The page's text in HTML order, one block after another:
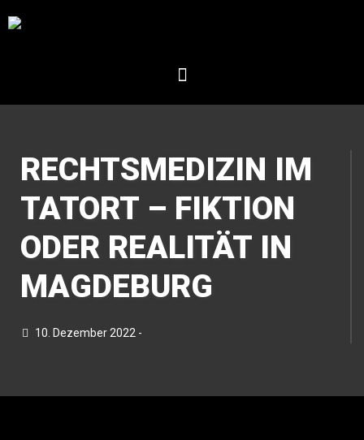
RECHTSMEDIZIN IM
TATORT – FIKTION
ODER REALITÄT IN
MAGDEBURG
10. Dezember 2022 -